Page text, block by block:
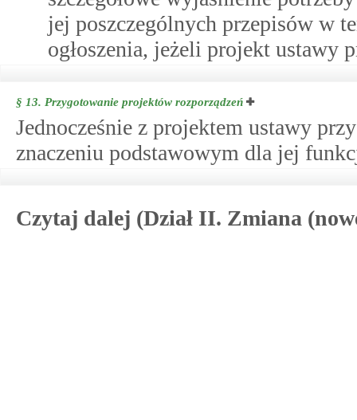
jej poszczególnych przepisów w
ogłoszenia, jeżeli projekt ustawy
§ 13. Przygotowanie projektów rozporządzeń
Jednocześnie z projektem ustawy
znaczeniu podstawowym dla jej
Czytaj dalej (Dział II. Zmiana